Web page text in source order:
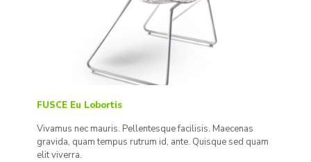
FUSCE Eu Lobortis
Vivamus nec mauris. Pellentesque facilisis. Maecenas
gravida, quam tempus rutrum id, ante. Quisque sed quam
elit viverra.